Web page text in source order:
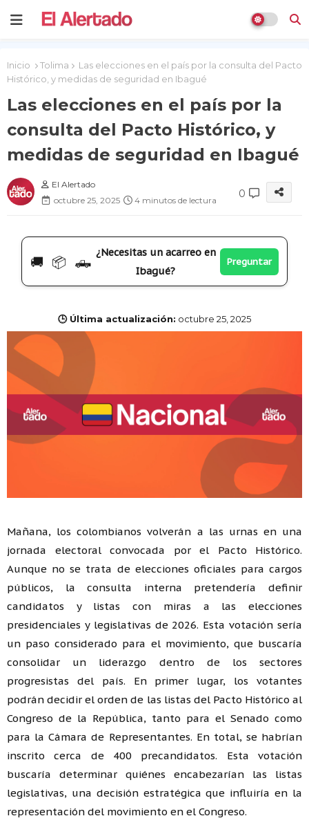
Inicio Tolima
Las elecciones en el país por la consulta del Pacto
Histórico, y medidas de seguridad en Ibagué
Las elecciones en el país por la
consulta del Pacto Histórico, y
medidas de seguridad en Ibagué
El Alertado
octubre 25, 2025
4 minutos de lectura
0
🚚 📦 🛻
¿Necesitas un acarreo en
Ibagué?
Preguntar
🕒 Última actualización: octubre 25, 2025
Mañana, los colombianos volverán a las urnas en una
jornada electoral convocada por el Pacto Histórico.
Aunque no se trata de elecciones oficiales para cargos
públicos, la consulta interna pretendería definir
candidatos y listas con miras a las elecciones
presidenciales y legislativas de 2026. Esta votación sería
un paso considerado para el movimiento, que buscaría
consolidar un liderazgo dentro de los sectores
progresistas del país. En primer lugar, los votantes
podrán decidir el orden de las listas del Pacto Histórico al
Congreso de la República, tanto para el Senado como
para la Cámara de Representantes. En total, se habrían
inscrito cerca de 400 precandidatos. Esta votación
buscaría determinar quiénes encabezarían las listas
legislativas, una decisión estratégica que influiría en la
representación del movimiento en el Congreso.